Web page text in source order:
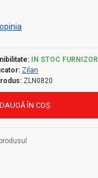
IN STOC FURNIZOR
Zilan
ZLN0820
ÎN COŞ